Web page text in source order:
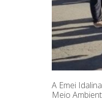
A Emei
Meio